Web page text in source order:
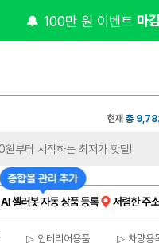
오너클랜 쇼핑몰 대표
현재총
▷ 인테리어용품 ▷ 차량용